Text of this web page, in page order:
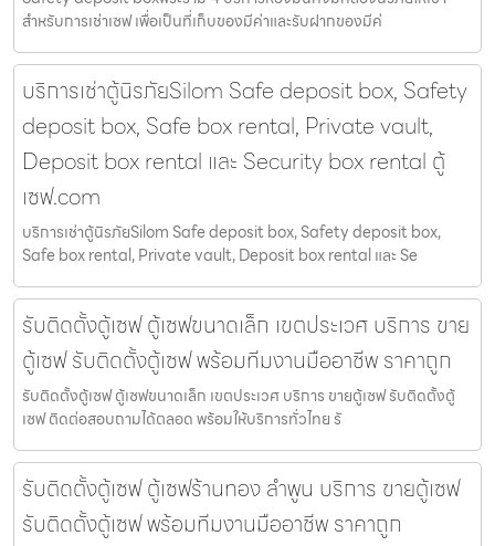
สำหรับการเช่าเซฟ เพื่อเป็นที่เก็บของมีค่าและรับฝากของมีค่
บริการเช่าตู้นิรภัยSilom Safe deposit box, Safety
deposit box, Safe box rental, Private vault,
Deposit box rental และ Security box rental ตู้
เซฟ.com
บริการเช่าตู้นิรภัยSilom Safe deposit box, Safety deposit box,
Safe box rental, Private vault, Deposit box rental และ Se
รับติดตั้งตู้เซฟ ตู้เซฟขนาดเล็ก เขตประเวศ บริการ ขาย
ตู้เซฟ รับติดตั้งตู้เซฟ พร้อมทีมงานมืออาชีพ ราคาถูก
รับติดตั้งตู้เซฟ ตู้เซฟขนาดเล็ก เขตประเวศ บริการ ขายตู้เซฟ รับติดตั้งตู้
เซฟ ติดต่อสอบถามได้ตลอด พร้อมให้บริการทั่วไทย รั
รับติดตั้งตู้เซฟ ตู้เซฟร้านทอง ลำพูน บริการ ขายตู้เซฟ
รับติดตั้งตู้เซฟ พร้อมทีมงานมืออาชีพ ราคาถูก